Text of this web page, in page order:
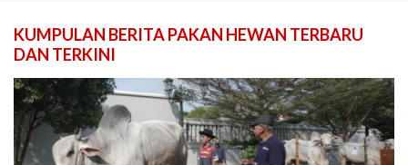
KUMPULAN BERITA PAKAN HEWAN TERBARU
DAN TERKINI